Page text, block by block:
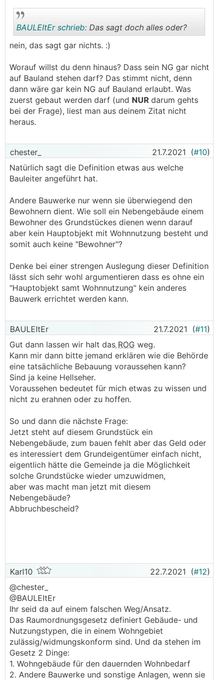
..
BAULEItEr schrieb: Das sagt doch alles oder?
nein, das sagt gar nichts. :)
Worauf willst du denn hinaus? Dass sein NG gar nicht
auf Bauland stehen darf? Das stimmt nicht, denn
dann wäre gar kein NG auf Bauland erlaubt. Was
zuerst gebaut werden darf (und NUR darum gehts
bei der Frage), liest man aus deinem Zitat nicht
heraus.
chester_ 21.7.2021 (#10)
Natürlich sagt die Definition etwas aus welche
Bauleiter angeführt hat.
Andere Bauwerke nur wenn sie überwiegend den
Bewohnern dient. Wie soll ein Nebengebäude einem
Bewohner des Grundstückes dienen wenn darauf
aber kein Hauptobjekt mit Wohnnutzung besteht und
somit auch keine "Bewohner"?
Denke bei einer strengen Auslegung dieser Definition
lässt sich sehr wohl argumentieren dass es ohne ein
"Hauptobjekt samt Wohnnutzung" kein anderes
Bauwerk errichtet werden kann.
BAULEItEr 21.7.2021 (#11)
Gut dann lassen wir halt das ROG weg.
Kann mir dann bitte jemand erklären wie die Behörde
eine tatsächliche Bebauung voraussehen kann?
Sind ja keine Hellseher.
Voraussehen bedeutet für mich etwas zu wissen und
nicht zu erahnen oder zu hoffen.
So und dann die nächste Frage:
Jetzt steht auf diesem Grundstück ein
Nebengebäude, zum bauen fehlt aber das Geld oder
es interessiert dem Grundeigentümer einfach nicht,
eigentlich hätte die Gemeinde ja die Möglichkeit
solche Grundstücke wieder umzuwidmen,
aber was macht man jetzt mit diesem
Nebengebäude?
Abbruchbescheid?
Karl10 22.7.2021 (#12)
@chester_
@BAULEItEr
Ihr seid da auf einem falschen Weg/Ansatz.
Das Raumordnungsgesetz definiert Gebäude- und
Nutzungstypen, die in einem Wohngebiet
zulässig/widmungskonform sind. Und da stehen im
Gesetz 2 Dinge:
1. Wohngebäude für den dauernden Wohnbedarf
2. Andere Bauwerke und sonstige Anlagen, wenn sie